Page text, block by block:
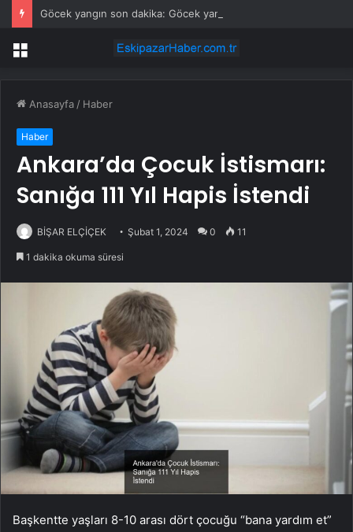
Menü
Anasayfa / Haber
Haber
Ankara’da Çocuk İstismarı:
Sanığa 111 Yıl Hapis İstendi
BİŞAR ELÇİÇEK Şubat 1, 2024 0 11
1 dakika okuma süresi
Başkentte yaşları 8-10 arası dört çocuğu “bana yardım et”